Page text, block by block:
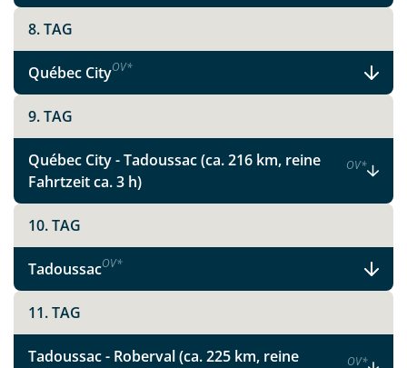
8. TAG
Québec CityOV*
9. TAG
Québec City - Tadoussac (ca. 216 km, reine
Fahrtzeit ca. 3 h)
OV*
10. TAG
TadoussacOV*
11. TAG
Tadoussac - Roberval (ca. 225 km, reine
OV*